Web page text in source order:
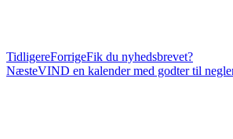
TidligereForrigeFik du nyhedsbrevet?
NæsteVIND en kalender med godter til